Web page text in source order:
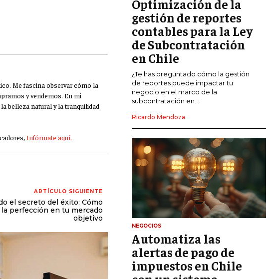
GESTIÓN DE PROYECTOS
GESTIÓN DE OPERACIONES Y CADENA
DE SUMINISTRO
LOGÍSTICA EMPRESARIAL
CALIDAD Y MEJORA CONTINUA
TALENTOS
TALENTO
RECLUTAMIENTO Y SELECCIÓN
DESARROLLO DE PERSONAL
GESTIÓN DEL DESEMPEÑO
CULTURA Y CLIMA ORGANIZACIONAL
ÉTICA EMPRESARIAL Y
RESPONSABILIDAD SOCIAL
BLOG
Me fascina observar cómo la
y vendemos. En mi
belleza natural y la tranquilidad
Infórmate aquí.
ARTÍCULO SIGUIENTE
el secreto del éxito: Cómo
la perfección en tu mercado
objetivo
Optimización de la
gestión de reportes
contables para la Ley
de Subcontratación
en Chile
¿Te has preguntado cómo la gestión
de reportes puede impactar tu
negocio en el marco de la
subcontratación en...
Ricardo Mendoza
NEGOCIOS
Automatiza las
alertas de pago de
impuestos en Chile